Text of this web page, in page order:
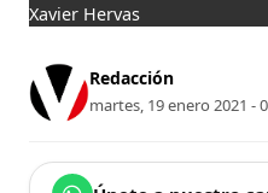
Xavier Hervas
Redacción
martes, 19 enero 2021 -